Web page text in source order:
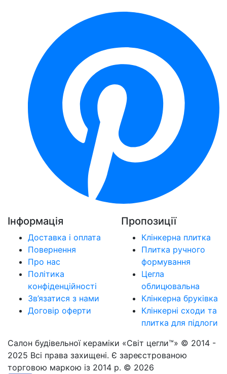
Інформація
Доставка і оплата
Повернення
Про нас
Політика
конфіденційності
Зв’язатися з нами
Договір оферти
Пропозиції
Клінкерна плитка
Плитка ручного
формування
Цегла
облицювальна
Клінкерна бруківка
Клінкерні сходи та
плитка для підлоги
Салон будівельної кераміки «Світ цегли™» © 2014 -
2025 Всі права захищені. Є зареєстрованою
торговою маркою із 2014 р. © 2026